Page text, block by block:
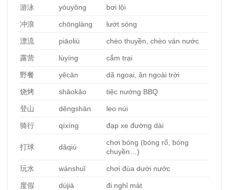
游泳 yóuyǒng bơi lội
冲浪 chōnglàng lướt sóng
漂流 piāoliú chèo thuyền, chèo ván nước
露营 lùyíng cắm trại
野餐 yěcān dã ngoại, ăn ngoài trời
烧烤 shāokǎo tiệc nướng BBQ
登山 dēngshān leo núi
骑行 qíxíng đạp xe đường dài
打球 dǎqiú
chơi bóng (bóng rổ, bóng
chuyền…)
玩水 wánshuǐ chơi đùa dưới nước
度假 dùjià đi nghỉ mát